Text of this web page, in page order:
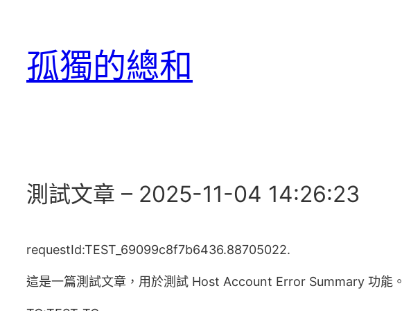
孤獨的總和
測試文章 – 2025-11-04 14:26:23
requestId:TEST_69099c8f7b6436.88705022.
這是一篇測試文章，用於測試 Host Account Error Summary 功能。